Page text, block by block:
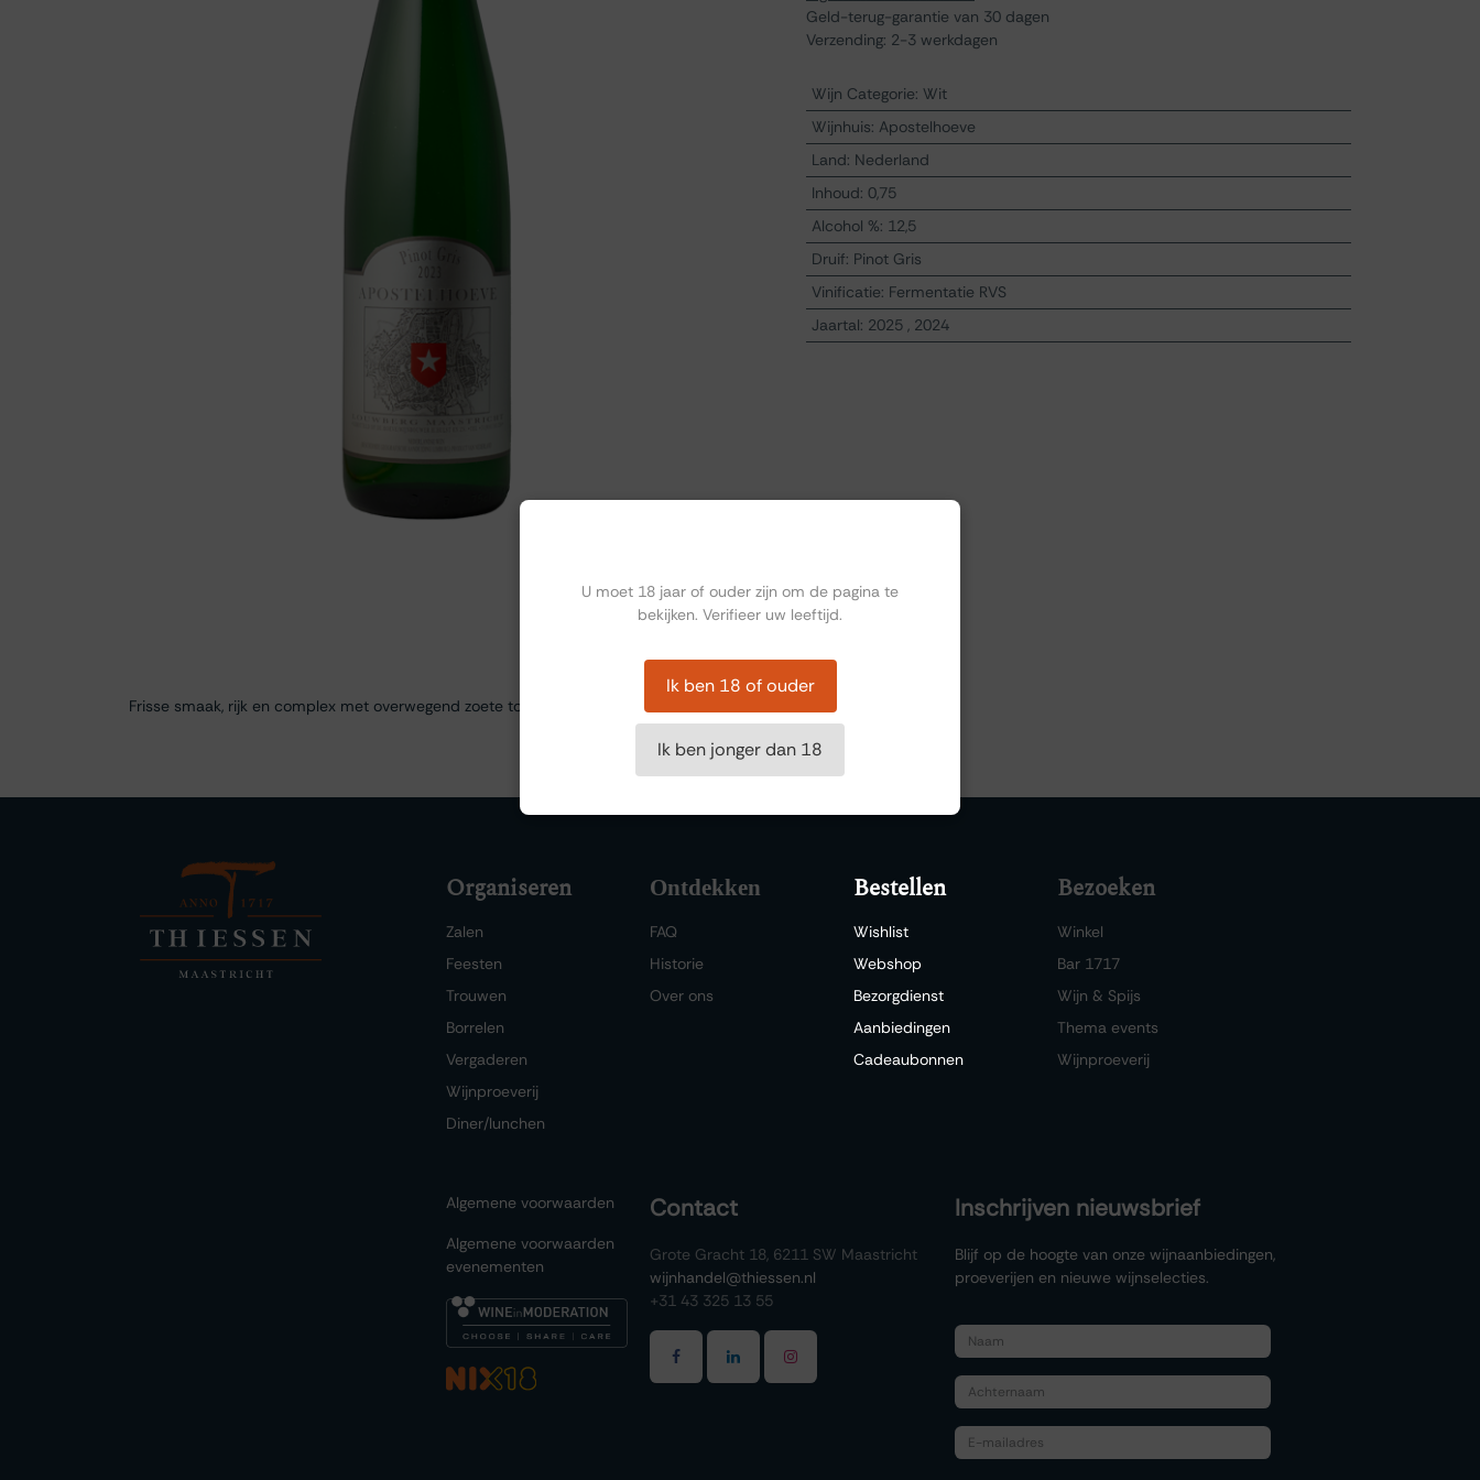
Geld-terug-garantie van 30 dagen
Verzending: 2-3 werkdagen
Wijn Categorie: Wit
Wijnhuis: Apostelhoeve
Land: Nederland
Inhoud: 0,75
Alcohol %: 12,5
Druif: Pinot Gris
Vinificatie: Fermentatie RVS
Jaartal: 2025, 2024
Frisse smaak, rijk en complex met overwegend zoete tonen
Organiseren
Zalen
Feesten
Trouwen
Borrelen
Vergaderen
Wijnproeverij
Diner/lunchen
Ontdekken
FAQ
Historie
Over ons
Bestellen
Wishlist
Webshop
Bezorgdienst
Aanbiedingen
Cadeaubonnen
Bezoeken
Winkel
Bar 1717
Wijn & Spijs
Thema events
Wijnproeverij
Algemene voorwaarden
Algemene voorwaarden
evenementen
Contact
Grote Gracht 18, 6211 SW Maastricht
wijnhandel@thiessen.nl
+31 43 325 13 55
Inschrijven nieuwsbrief
Blijf op de hoogte van onze wijnaanbiedingen,
proeverijen en nieuwe wijnselecties.
U moet 18 jaar of ouder zijn om de pagina te
bekijken. Verifieer uw leeftijd.
Ik ben 18 of ouder
Ik ben jonger dan 18